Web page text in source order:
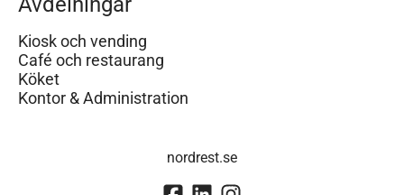
Kiosk och vending
Café och restaurang
Köket
Kontor & Administration
nordrest.se